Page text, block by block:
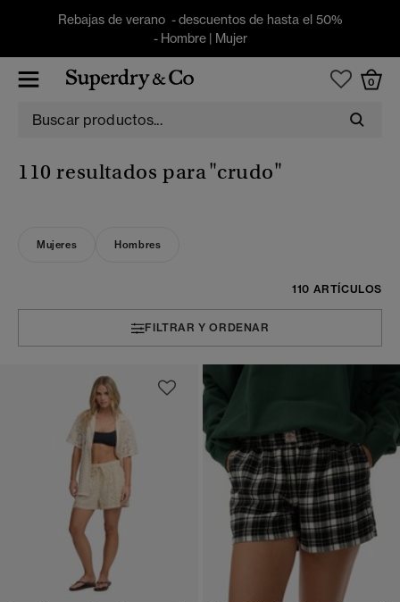
Rebajas de verano - descuentos de hasta el 50%
- Hombre| Mujer
0
110 resultados para"crudo"
Mujeres Hombres
110 ARTÍCULOS
FILTRAR Y ORDENAR